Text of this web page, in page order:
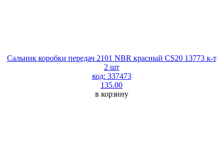
Сальник коробки передач 2101 NBR красный CS20 13773 к-т
2 шт
код: 337473
135.00
в корзину